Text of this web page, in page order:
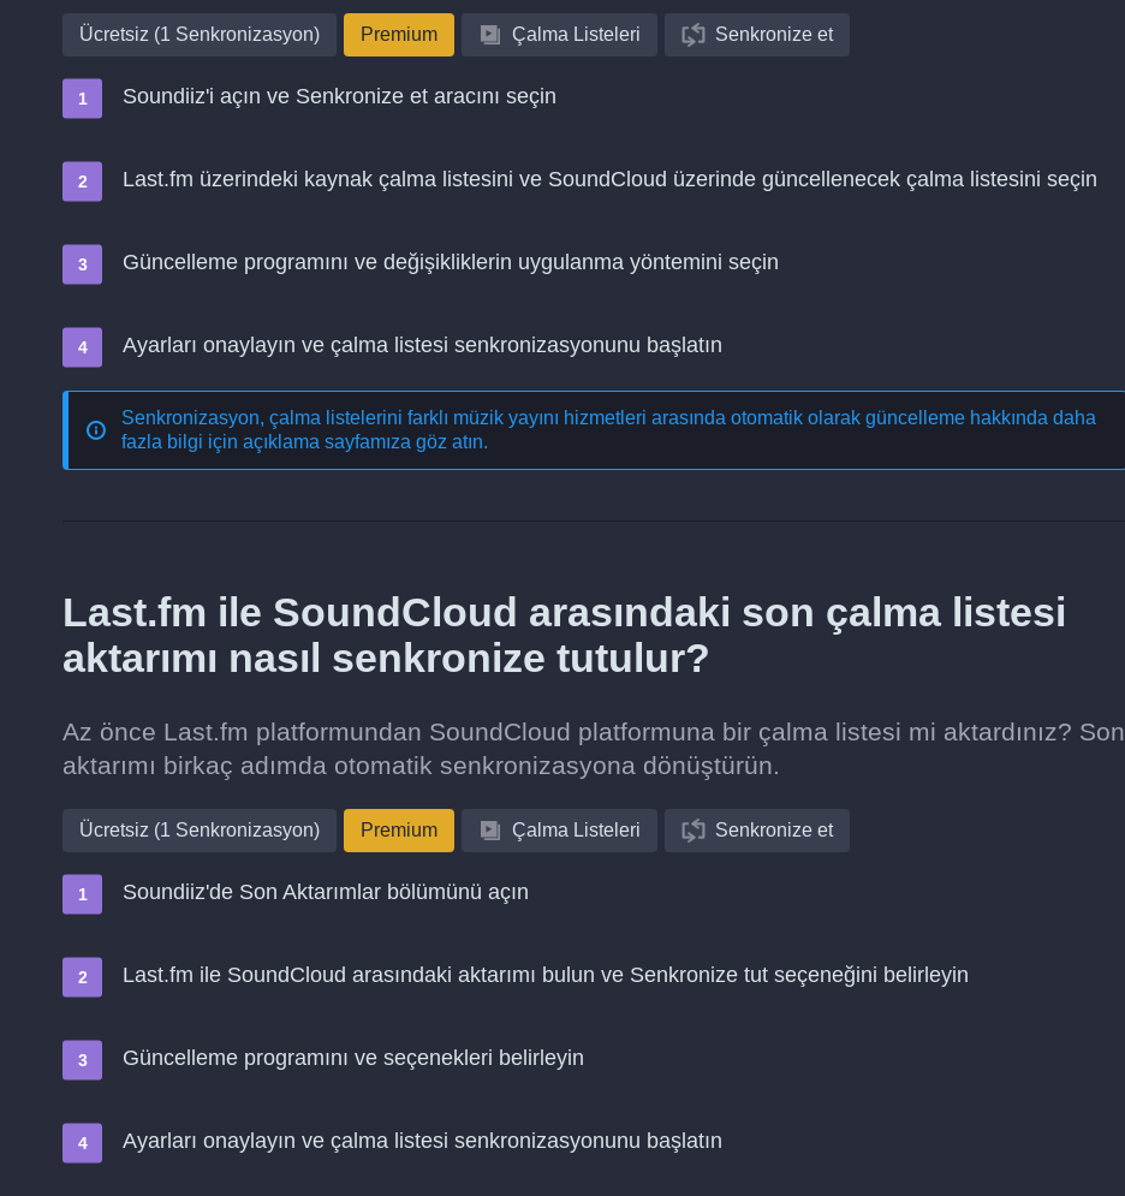
Ücretsiz (1 Senkronizasyon) Premium Çalma Listeleri Senkronize et
Soundiiz'i açın ve Senkronize et aracını seçin
Last.fm üzerindeki kaynak çalma listesini ve SoundCloud üzerinde güncellenecek çalma listesini seçin
Güncelleme programını ve değişikliklerin uygulanma yöntemini seçin
Ayarları onaylayın ve çalma listesi senkronizasyonunu başlatın
Senkronizasyon, çalma listelerini farklı müzik yayını hizmetleri arasında otomatik olarak güncelleme hakkında daha
fazla bilgi için açıklama sayfamıza göz atın.
Last.fm ile SoundCloud arasındaki son çalma listesi
aktarımı nasıl senkronize tutulur?
Az önce Last.fm platformundan SoundCloud platformuna bir çalma listesi mi aktardınız? Son
aktarımı birkaç adımda otomatik senkronizasyona dönüştürün.
Ücretsiz (1 Senkronizasyon) Premium Çalma Listeleri Senkronize et
Soundiiz'de Son Aktarımlar bölümünü açın
Last.fm ile SoundCloud arasındaki aktarımı bulun ve Senkronize tut seçeneğini belirleyin
Güncelleme programını ve seçenekleri belirleyin
Ayarları onaylayın ve çalma listesi senkronizasyonunu başlatın